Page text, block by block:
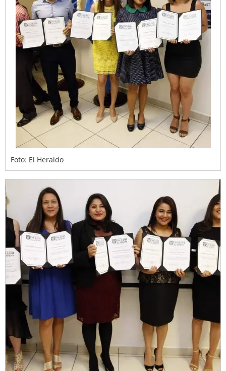
Foto: El Heraldo